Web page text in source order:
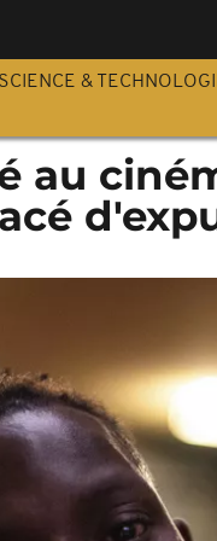
SCIENCE &
au